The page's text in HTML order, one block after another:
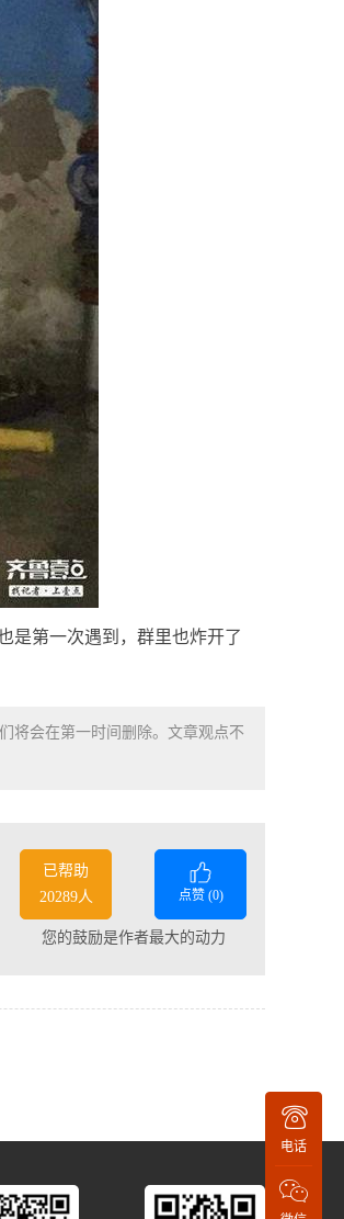
是第一次遇到，群里也炸开了
将会在第一时间删除。文章观点不
已帮助
20289人
点赞 (0)
您的鼓励是作者最大的动力
电话